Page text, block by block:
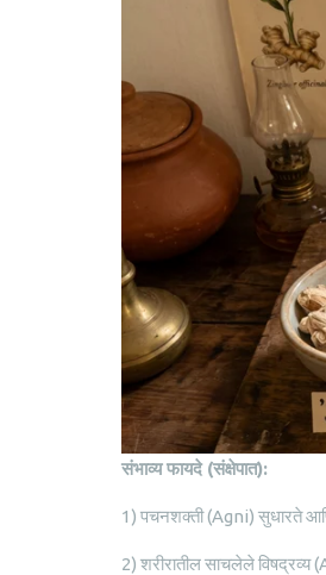
संभाव्य फायदे(संक्षेपात):
1) पचनशक्ती (Agni) सुधारते
2) शरीरातील साचलेले